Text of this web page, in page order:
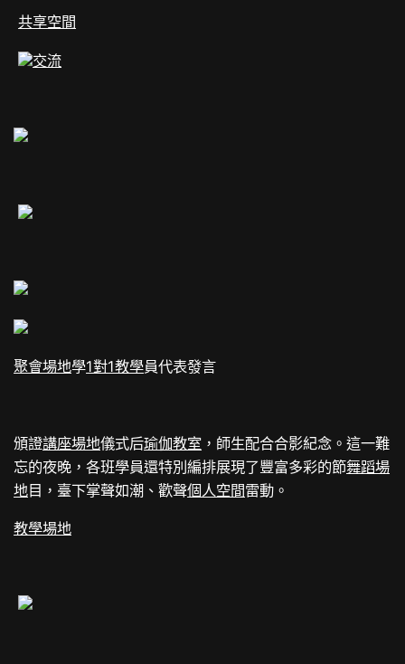
共享空間
交流
聚會場地學1對1教學員代表發言
頒證講座場地儀式后瑜伽教室 ，師生配合合影紀念。這一難
忘的夜晚，各班學員還特別編排展現了豐富多彩的節舞蹈場
地目，臺下掌聲如潮、歡聲個人空間雷動。
教學場地